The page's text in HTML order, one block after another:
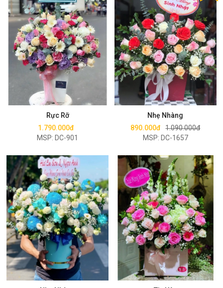
Rực Rỡ
1.790.000đ
MSP: DC-901
Mua ngay
Nhẹ Nhàng
890.000đ 1.090.000đ
MSP: DC-1657
Mua ngay
Mua ngay Mua ngay